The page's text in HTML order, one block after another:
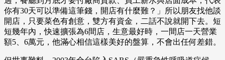
你有30天可以準備這筆錢，開店有什麼難？」所以朋友找他談
開店，只要菜色有創意，雙方有資金，二話不說就開下去。短
短幾年內，快速擴張為6間店，生意最好時，一間店一天營業
額5、6萬元，他滿心相信這樣美好的盤算，不會出任何差錯。